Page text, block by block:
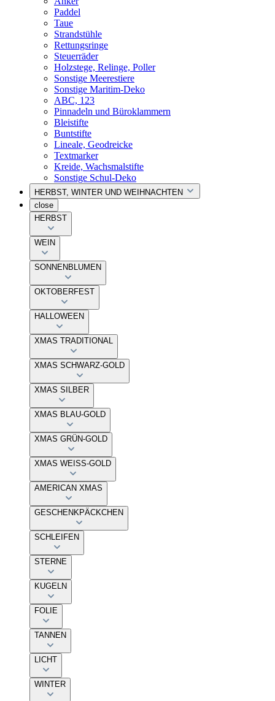
Paddel
Taue
Strandstühle
Rettungsringe
Steuerräder
Holzstege, Relinge, Poller
Sonstige Meerestiere
Sonstige Maritim-Deko
ABC, 123
Pinnadeln und Büroklammern
Bleistifte
Buntstifte
Lineale, Geodreicke
Textmarker
Kreide, Wachsmalstifte
Sonstige Schul-Deko
HERBST, WINTER UND WEIHNACHTEN
close
HERBST
WEIN
SONNENBLUMEN
OKTOBERFEST
HALLOWEEN
XMAS TRADITIONAL
XMAS SCHWARZ-GOLD
XMAS SILBER
XMAS BLAU-GOLD
XMAS GRÜN-GOLD
XMAS WEISS-GOLD
AMERICAN XMAS
GESCHENKPÄCKCHEN
SCHLEIFEN
STERNE
KUGELN
FOLIE
TANNEN
LICHT
WINTER